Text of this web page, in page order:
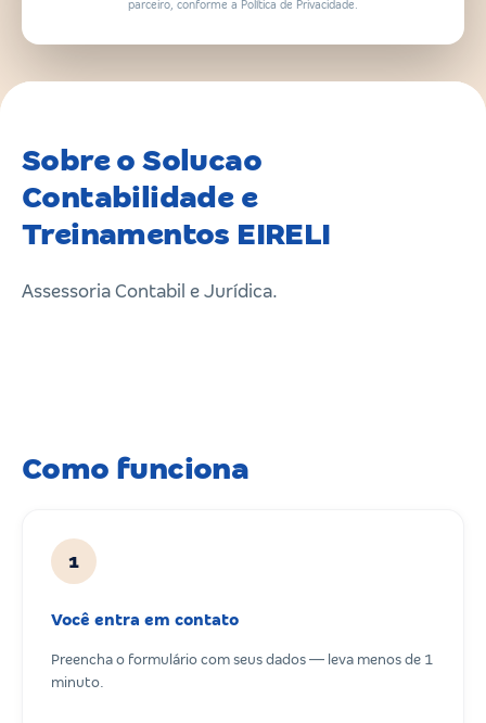
parceiro, conforme a Política de Privacidade.
Sobre o Solucao
Contabilidade e
Treinamentos EIRELI
Assessoria Contabil e Jurídica.
Como funciona
1
Você entra em contato
Preencha o formulário com seus dados — leva menos de 1
minuto.